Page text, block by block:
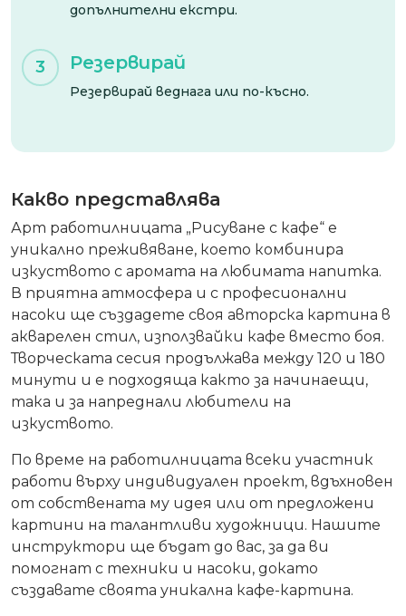
допълнителни екстри.
3 Резервирай
Резервирай веднага или по-късно.
Какво представлява
Арт работилницата „Рисуване с кафе“ е
уникално преживяване, което комбинира
изкуството с аромата на любимата напитка.
В приятна атмосфера и с професионални
насоки ще създадете своя авторска картина в
акварелен стил, използвайки кафе вместо боя.
Творческата сесия продължава между 120 и 180
минути и е подходяща както за начинаещи,
така и за напреднали любители на
изкуството.
По време на работилницата всеки участник
работи върху индивидуален проект, вдъхновен
от собствената му идея или от предложени
картини на талантливи художници. Нашите
инструктори ще бъдат до вас, за да ви
помогнат с техники и насоки, докато
създавате своята уникална кафе-картина.